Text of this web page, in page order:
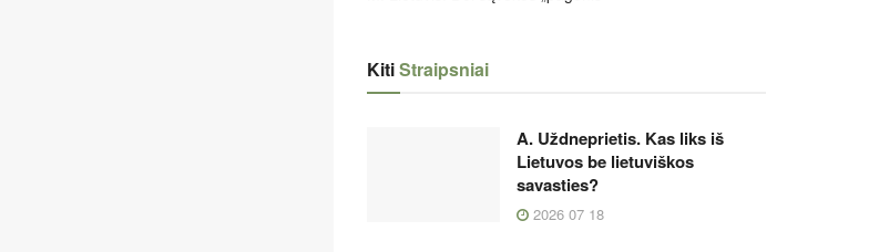
KitiStraipsniai
A. Uždneprietis. Kas liks iš
Lietuvos be lietuviškos
savasties?
2026 07 18